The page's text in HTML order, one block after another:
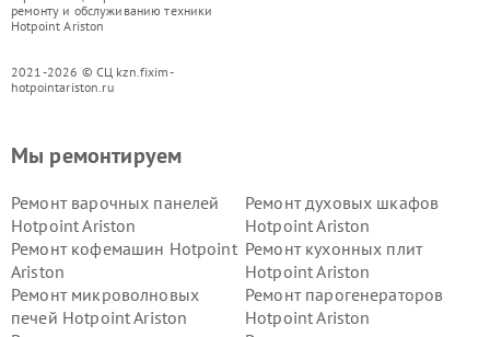
ремонту и обслуживанию техники
Hotpoint Ariston
2021-2026 © СЦ kzn.fixim-
hotpointariston.ru
Мы ремонтируем
Ремонт варочных панелей
Hotpoint Ariston
Ремонт духовых шкафов
Hotpoint Ariston
Ремонт кофемашин Hotpoint
Ariston
Ремонт кухонных плит
Hotpoint Ariston
Ремонт микроволновых
печей Hotpoint Ariston
Ремонт парогенераторов
Hotpoint Ariston